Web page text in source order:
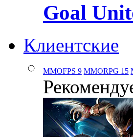
Goal
Клиентские
MMOFPS 9 MMORPG 15